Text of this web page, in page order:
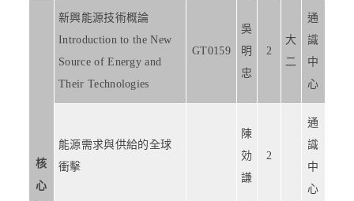
核
心
新興能源技術概論
Introduction to the New
Source of Energy and
Their Technologies
GT0159
吳
明
忠
2
大
二
通
識
中
心
能源需求與供給的全球
衝擊
陳
効
謙
2
通
識
中
心